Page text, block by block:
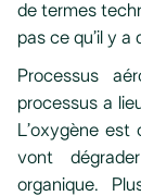
de termes
pas ce qu’il y
Processus
processus a
L’oxygène
vont
organique.